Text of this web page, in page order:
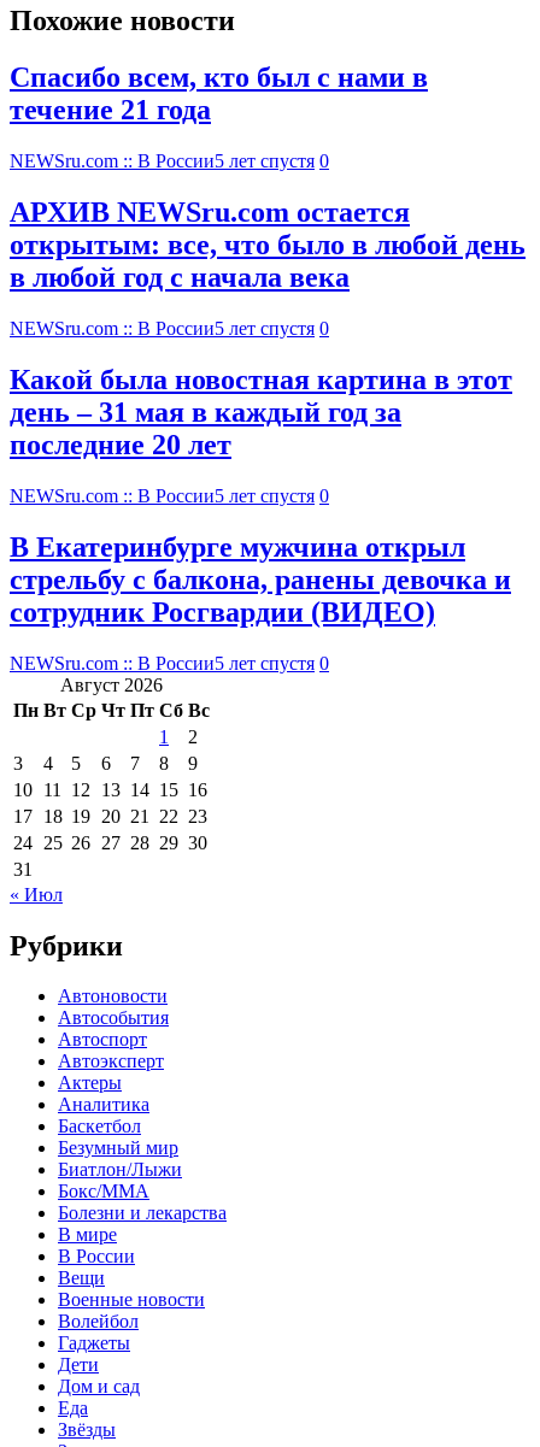
Похожие новости
Спасибо всем, кто был с нами в
течение 21 года
NEWSru.com :: В России5 лет спустя 0
АРХИВ NEWSru.com остается
открытым: все, что было в любой день
в любой год с начала века
NEWSru.com :: В России5 лет спустя 0
Какой была новостная картина в этот
день – 31 мая в каждый год за
последние 20 лет
NEWSru.com :: В России5 лет спустя 0
В Екатеринбурге мужчина открыл
стрельбу с балкона, ранены девочка и
сотрудник Росгвардии (ВИДЕО)
NEWSru.com :: В России5 лет спустя 0
Август 2026
Пн Вт Ср Чт Пт Сб Вс
1
2
3
4 5 6 7 8
9
10 11 12 13 14 15 16
17 18 19 20 21 22 23
24 25 26 27 28 29 30
31
« Июл
Рубрики
Автоновости
Автособытия
Автоспорт
Автоэксперт
Актеры
Аналитика
Баскетбол
Безумный мир
Биатлон/Лыжи
Бокс/MMA
Болезни и лекарства
В мире
В России
Вещи
Военные новости
Волейбол
Гаджеты
Дети
Дом и сад
Еда
Звёзды